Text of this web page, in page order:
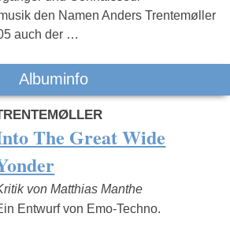
den Namen Anders Trentemøller
auch der …
Albuminfo
The Great Wide
von Matthias Manthe
Entwurf von Emo-Techno.